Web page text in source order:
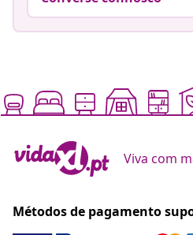
Viva com
Métodos de pagamento